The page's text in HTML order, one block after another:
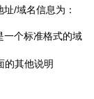
/域名信息为：
一个标准格式的域
的其他说明